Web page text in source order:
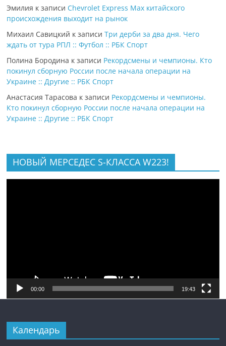
Эмилия к записи Chevrolet Express Max китайского
происхождения выходит на рынок
Михаил Савицкий к записиТри дерби за два дня. Чего
ждать от тура РПЛ :: Футбол :: РБК Спорт
Полина Бородина к записи Рекордсмены и чемпионы. Кто
покинул сборную России после начала операции на
Украине :: Другие :: РБК Спорт
Анастасия Тарасова к записи Рекордсмены и чемпионы.
Кто покинул сборную России после начала операции на
Украине :: Другие :: РБК Спорт
НОВЫЙ МЕРСЕДЕС S-КЛАССА W223!
00:00 19:43
Календарь